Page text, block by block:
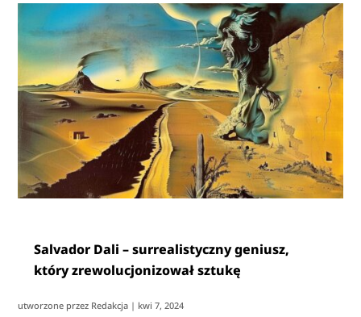
Salvador Dali – surrealistyczny geniusz,
który zrewolucjonizował sztukę
utworzone przez Redakcja | kwi 7, 2024